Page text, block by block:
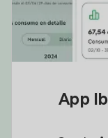
App